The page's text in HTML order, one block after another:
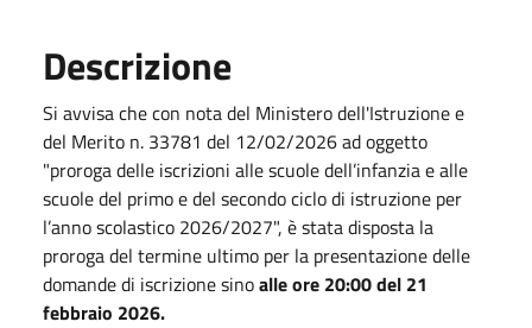
Descrizione
Si avvisa che con nota del Ministero dell'Istruzione e
del Merito n. 33781 del 12/02/2026 ad oggetto
"proroga delle iscrizioni alle scuole dell’infanzia e alle
scuole del primo e del secondo ciclo di istruzione per
l’anno scolastico 2026/2027", è stata disposta la
proroga del termine ultimo per la presentazione delle
domande di iscrizione sinoalle ore 20:00 del 21
febbraio 2026.